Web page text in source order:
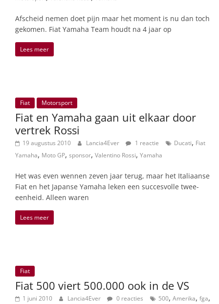
Afscheid nemen doet pijn maar het moment is nu dan toch
gekomen. Fiat Yamaha Team houdt na 4 jaar op
Lees meer
Fiat Motorsport
Fiat en Yamaha gaan uit elkaar door
vertrek Rossi
19 augustus 2010 Lancia4Ever 1 reactie Ducati, Fiat
Yamaha, Moto GP, sponsor, Valentino Rossi, Yamaha
Het was even wennen zeven jaar terug, maar het Italiaanse
Fiat en het Japanse Yamaha leken een succesvolle twee-
eenheid. Alleen waren
Lees meer
Fiat
Fiat 500 viert 500.000 ook in de VS
1 juni 2010 Lancia4Ever 0 reacties 500, Amerika, fga,